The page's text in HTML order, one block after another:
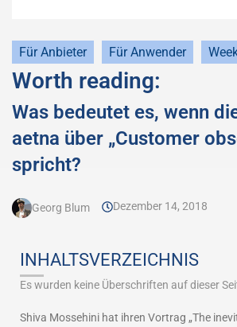
Für Anbieter Für Anwender
Worth reading:
Was bedeutet es, wenn
aetna über „Customer
spricht?
Georg Blum Dezember 14, 2018
INHALTSVERZEICHNIS
Es wurden keine Überschriften auf dieser
Shiva Mossehini hat ihren Vortrag „The